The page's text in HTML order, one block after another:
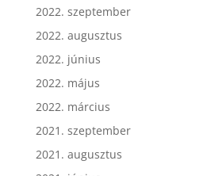
2022. szeptember
2022. augusztus
2022. június
2022. május
2022. március
2021. szeptember
2021. augusztus